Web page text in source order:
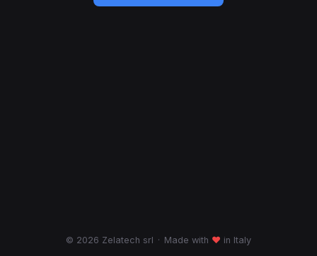
© 2026 Zelatech srl · Made with ♥ in Italy